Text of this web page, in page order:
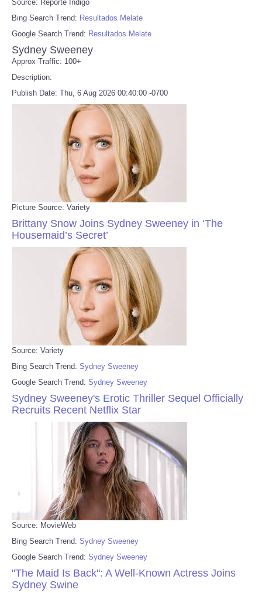
Source: Reporte Indigo
Bing Search Trend: Resultados Melate
Google Search Trend: Resultados Melate
Sydney Sweeney
Approx Traffic: 100+
Description:
Publish Date: Thu, 6 Aug 2026 00:40:00 -0700
Picture Source: Variety
Brittany Snow Joins Sydney Sweeney in ‘The
Housemaid’s Secret’
Source: Variety
Bing Search Trend: Sydney Sweeney
Google Search Trend: Sydney Sweeney
Sydney Sweeney's Erotic Thriller Sequel Officially
Recruits Recent Netflix Star
Source: MovieWeb
Bing Search Trend: Sydney Sweeney
Google Search Trend: Sydney Sweeney
"The Maid Is Back": A Well-Known Actress Joins
Sydney Swine